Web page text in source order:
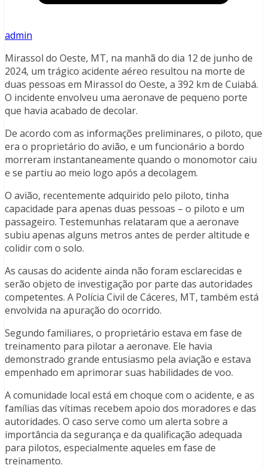
admin
Mirassol do Oeste, MT, na manhã do dia 12 de junho de
2024, um trágico acidente aéreo resultou na morte de
duas pessoas em Mirassol do Oeste, a 392 km de Cuiabá.
O incidente envolveu uma aeronave de pequeno porte
que havia acabado de decolar.
De acordo com as informações preliminares, o piloto, que
era o proprietário do avião, e um funcionário a bordo
morreram instantaneamente quando o monomotor caiu
e se partiu ao meio logo após a decolagem.
O avião, recentemente adquirido pelo piloto, tinha
capacidade para apenas duas pessoas – o piloto e um
passageiro. Testemunhas relataram que a aeronave
subiu apenas alguns metros antes de perder altitude e
colidir com o solo.
As causas do acidente ainda não foram esclarecidas e
serão objeto de investigação por parte das autoridades
competentes. A Polícia Civil de Cáceres, MT, também está
envolvida na apuração do ocorrido.
Segundo familiares, o proprietário estava em fase de
treinamento para pilotar a aeronave. Ele havia
demonstrado grande entusiasmo pela aviação e estava
empenhado em aprimorar suas habilidades de voo.
A comunidade local está em choque com o acidente, e as
famílias das vítimas recebem apoio dos moradores e das
autoridades. O caso serve como um alerta sobre a
importância da segurança e da qualificação adequada
para pilotos, especialmente aqueles em fase de
treinamento.